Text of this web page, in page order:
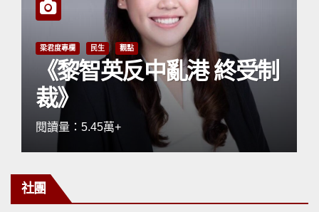
梁君度專欄 民生 觀點
《黎智英反中亂港 終受制
裁》
閱讀量：5.45萬+
社團